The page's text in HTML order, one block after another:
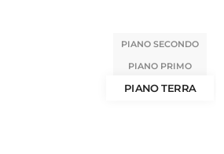
PIANO SECONDO
PIANO PRIMO
PIANO TERRA